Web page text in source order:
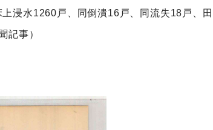
浸水1260戸、同倒潰16戸、同流失18戸、
記事）